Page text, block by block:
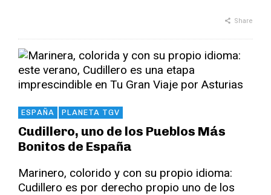
Share
ESPAÑA PLANETA TGV
Cudillero, uno de los Pueblos Más
Bonitos de España
Marinero, colorido y con su propio idioma:
Cudillero es por derecho propio uno de los